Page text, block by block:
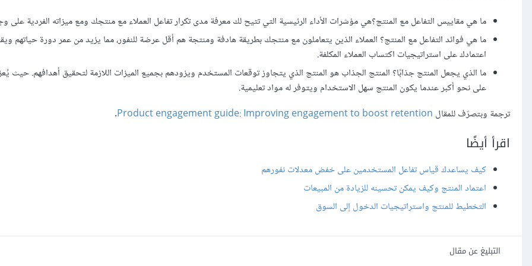
ما هي مقاييس التفاعل مع المنتج؟هي مؤشرات الأداء الرئيسية التي تتيح لك معرفة مدى تكرار تفاعل العملاء مع منتجك ومع ميزاته الفردية على
ما هي فوائد التفاعل مع المنتج؟ العملاء الذين يتعاملون مع منتجك بطريقة هادفة ومنتجة هم أقل عرضة للنفور، مما يزيد من عمر دورة حياتهم
اعتمادك على استراتيجيات اكتساب العملاء المكلفة.
ما الذي يجعل المنتج جذابًا؟ المنتج الجذاب هو المنتج الذي يتجاوز توقعات المستخدم ويزودهم بجميع الميزات اللازمة لتحقيق أهدافهم. حيث
على نحو أكبر عندما يكون المنتج سهل الاستخدام ويتوفر له مواد تعليمية.
ترجمة وبتصرّف للمقال Product engagement guide: Improving engagement to boost retention
.
اقرأ أيضًا
كيف يساعدك قياس تفاعل المستخدمين على خفض معدلات نفورهم
اعتماد المنتج وكيف يمكن تحسينه للزيادة من المبيعات
التخطيط للمنتج واستراتيجيات الدخول إلى السوق
التبليغ عن مقال